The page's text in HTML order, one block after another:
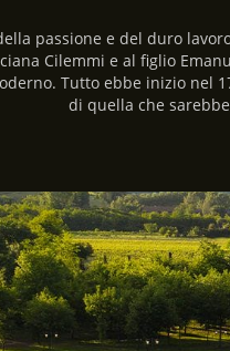
passione e del duro
Cilemmi e al figlio
Tutto ebbe inizio nel
di quella che